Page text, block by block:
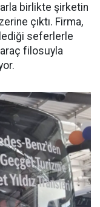
birlikte şirketin
çıktı. Firma,
seferlerle
filosuyla